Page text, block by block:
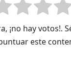
¡no hay votos!.
este